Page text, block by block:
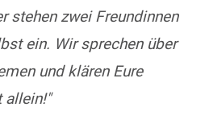
stehen zwei Freundinnen
ein. Wir sprechen über
und klären Eure
allein!"